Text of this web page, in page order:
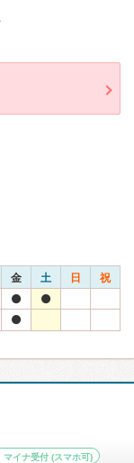
金 土 日 祝
マイナ受付 (スマホ可)